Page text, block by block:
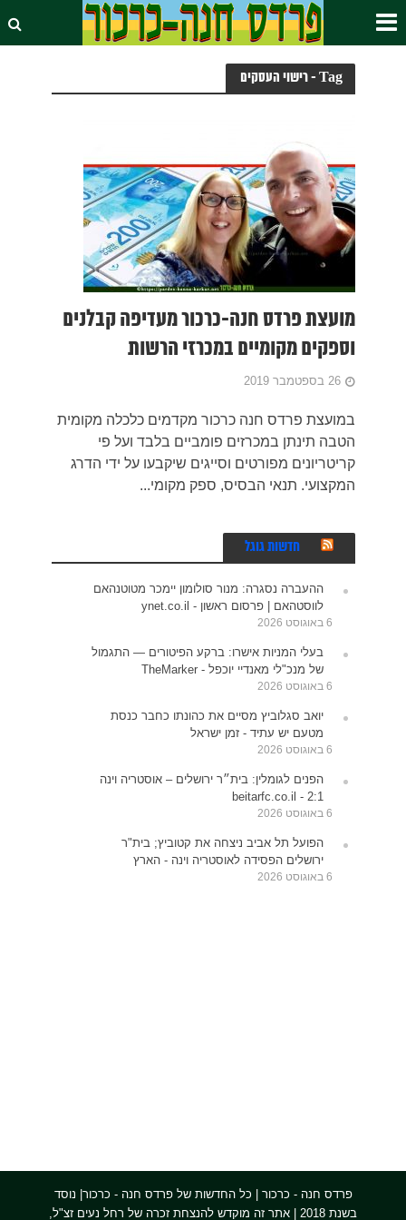
Tag - רישוי העסקים
מועצת פרדס חנה-כרכור מעדיפה קבלנים
וספקים מקומיים במכרזי הרשות
26 בספטמבר 2019
במועצת פרדס חנה כרכור מקדמים כלכלה מקומית
הטבה תינתן במכרזים פומביים בלבד ועל פי
קריטריונים מפורטים וסייגים שיקבעו על ידי הדרג
המקצועי. תנאי הבסיס, ספק מקומי...
חדשות גוגל
ההעברה נסגרה: מנור סולומון יימכר מטוטנהאם
לווסטהאם | פרסום ראשון - ynet.co.il
6 באוגוסט 2026
בעלי המניות אישרו: ברקע הפיטורים — התגמול
של מנכ"לי מאנדיי יוכפל - TheMarker
6 באוגוסט 2026
יואב סגלוביץ מסיים את כהונתו כחבר כנסת
מטעם יש עתיד - זמן ישראל
6 באוגוסט 2026
הפנים לגומלין: בית״ר ירושלים – אוסטריה וינה
2:1 - beitarfc.co.il
6 באוגוסט 2026
הפועל תל אביב ניצחה את קטוביץ; בית"ר
ירושלים הפסידה לאוסטריה וינה - הארץ
6 באוגוסט 2026
פרדס חנה - כרכור | כל החדשות של פרדס חנה - כרכור| נוסד
בשנת 2018 | אתר זה מוקדש להנצחת זכרה של רחל נעים זצ"ל,